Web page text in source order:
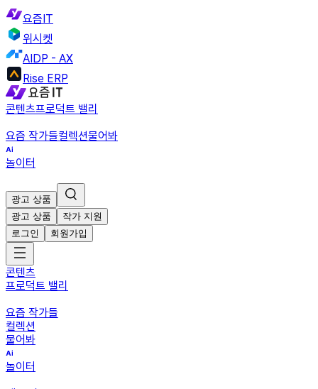
요즘IT
위시켓
AIDP - AX
Rise ERP
콘텐츠프로덕트 밸리
요즘 작가들컬렉션물어봐
놀이터
광고 상품
광고 상품
작가 지원
로그인
회원가입
콘텐츠
프로덕트 밸리
요즘 작가들
컬렉션
물어봐
놀이터